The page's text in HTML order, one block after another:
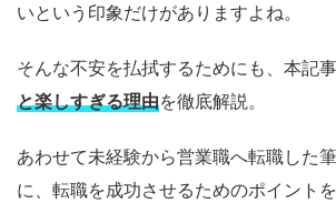
いという印象だけがありますよね。
そんな不安を払拭するためにも、本記
と楽しすぎる理由を徹底解説。
あわせて未経験から営業職へ転職した
に、転職を成功させるためのポイントを